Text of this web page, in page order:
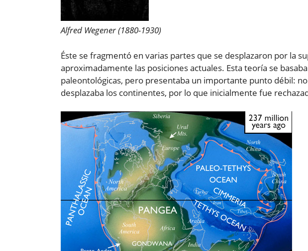
Alfred Wegener (1880-1930)
Éste se fragmentó en varias partes que se desplazaron por la
aproximadamente las posiciones actuales. Esta teoría se
paleontológicas, pero presentaba un importante punto débil:
desplazaba los continentes, por lo que inicialmente fue